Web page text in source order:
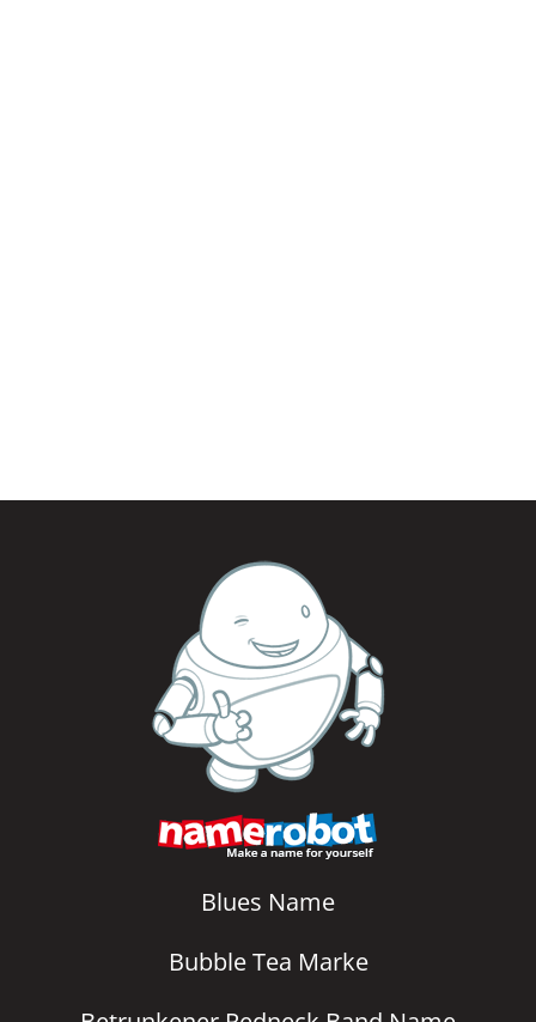
Blues Name
Bubble Tea Marke